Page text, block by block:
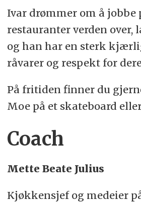
Ivar drømmer om å jobbe
restauranter verden over,
og han har en sterk
råvarer og respekt for
På fritiden finner du
Moe på et skateboard
Coach
Mette Beate Julius
Kjøkkensjef og medeier